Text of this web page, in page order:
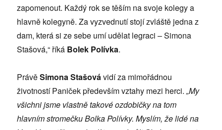
zapomenout. Každý rok se těším na svoje kolegy a
hlavně kolegyně. Za vyzvednutí stojí zvláště jedna z
dam, která si ze sebe umí udělat legraci – Simona
Stašová,“ říká Bolek Polívka.
PrávěSimona Stašová vidí za mimořádnou
životností Paniček především vztahy mezi herci.„My
všichni jsme vlastně takové ozdobičky na tom
hlavním stromečku Bolka Polívky. Myslím, že lidé na